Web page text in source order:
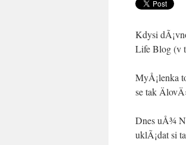
Kdysi
Life Blog (v
MyÅ¡lenka
se tak
Dnes uÅ¾
uklÃ¡dat si